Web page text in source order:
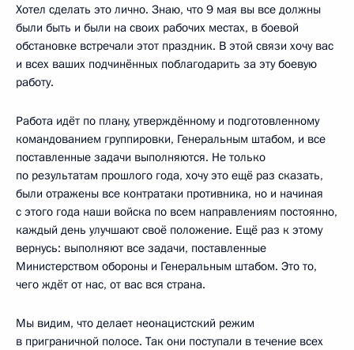
Хотел сделать это лично. Знаю, что 9 мая вы все должны
были быть и были на своих рабочих местах, в боевой
обстановке встречали этот праздник. В этой связи хочу вас
и всех ваших подчинённых поблагодарить за эту боевую
работу.
Работа идёт по плану, утверждённому и подготовленному
командованием группировки, Генеральным штабом, и все
поставленные задачи выполняются. Не только
по результатам прошлого года, хочу это ещё раз сказать,
были отражены все контратаки противника, но и начиная
с этого года наши войска по всем направлениям постоянно,
каждый день улучшают своё положение. Ещё раз к этому
вернусь: выполняют все задачи, поставленные
Министерством обороны и Генеральным штабом. Это то,
чего ждёт от нас, от вас вся страна.
Мы видим, что делает неонацистский режим
в приграничной полосе. Так они поступали в течение всех